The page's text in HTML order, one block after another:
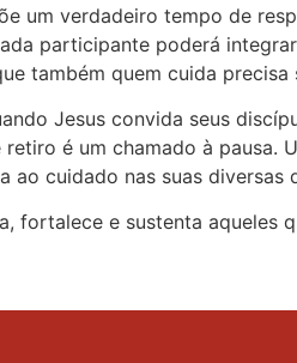
um verdadeiro tempo de
participante poderá
também quem cuida precisa
Jesus convida seus
é um chamado à pausa.
ao cuidado nas suas diversas
fortalece e sustenta aqueles